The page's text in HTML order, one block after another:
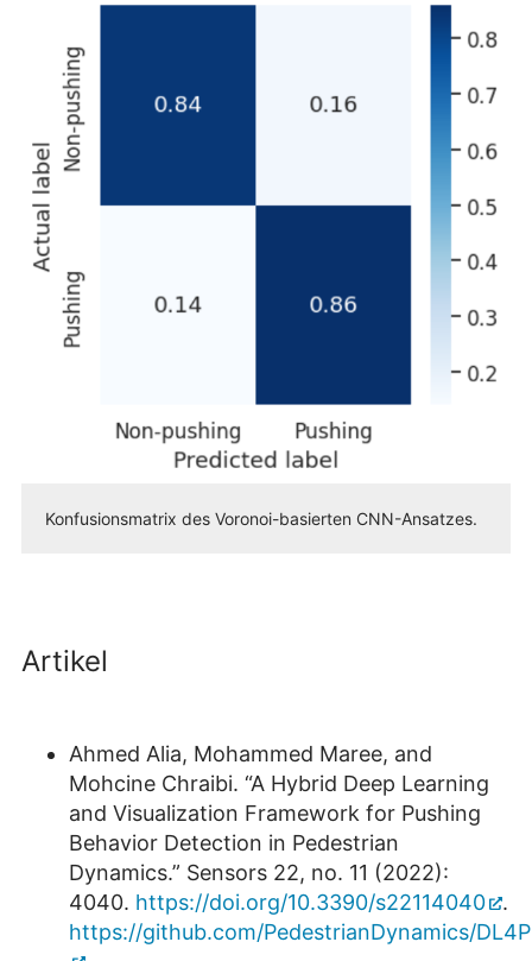
Konfusionsmatrix des Voronoi-basierten CNN-Ansatzes.
Artikel
Ahmed Alia, Mohammed Maree, and
Mohcine Chraibi. “A Hybrid Deep Learning
and Visualization Framework for Pushing
Behavior Detection in Pedestrian
Dynamics.” Sensors 22, no. 11 (2022):
4040. https://doi.org/10.3390/s22114040
.
https://github.com/PedestrianDynamics/